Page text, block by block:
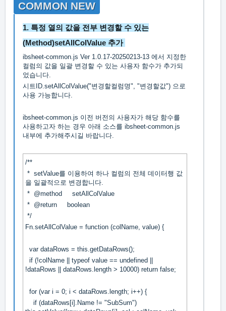
COMMON NEW
1. 특정 열의 값을 전부 변경할 수 있는
(Method)setAllColValue 추가
ibsheet-common.js Ver 1.0.17-20250213-13 에서 지정한
컬럼의 값을 일괄 변경할 수 있는 사용자 함수가 추가되
었습니다.
시트ID.setAllColValue("변경할컬럼명", "변경할값") 으로
사용 가능합니다.
ibsheet-common.js 이전 버전의 사용자가 해당 함수를
사용하고자 하는 경우 아래 소스를 ibsheet-common.js
내부에 추가해주시길 바랍니다.
/**
* setValue를 이용하여 하나 컬럼의 전체 데이터행 값
을 일괄적으로 변경합니다.
* @method setAllColValue
* @return boolean
*/
Fn.setAllColValue = function (colName, value) {
var dataRows = this.getDataRows();
if (!colName || typeof value == undefined ||
!dataRows || dataRows.length > 10000) return false;
for (var i = 0; i < dataRows.length; i++) {
if (dataRows[i].Name != "SubSum")